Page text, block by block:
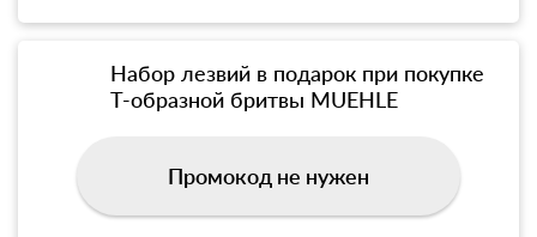
Набор лезвий в подарок при покупке
Т-образной бритвы MUEHLE
Промокод не нужен